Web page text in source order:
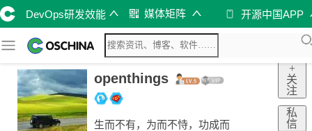
DevOps研发效能 媒体矩阵 开源中国APP
openthings
生而不有，为而不恃，功成而
+
关
注
私
信